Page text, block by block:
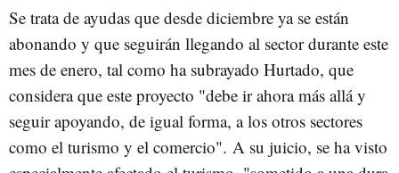
Se trata de ayudas que desde diciembre ya se están
abonando y que seguirán llegando al sector durante este
mes de enero, tal como ha subrayado Hurtado, que
considera que este proyecto "debe ir ahora más allá y
seguir apoyando, de igual forma, a los otros sectores
como el turismo y el comercio". A su juicio, se ha visto